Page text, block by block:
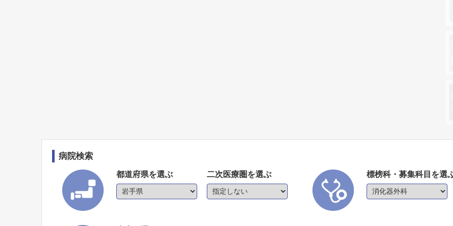
病院検索
都道府県を選ぶ 二次医療圏を選ぶ 標榜科・募集科目を選